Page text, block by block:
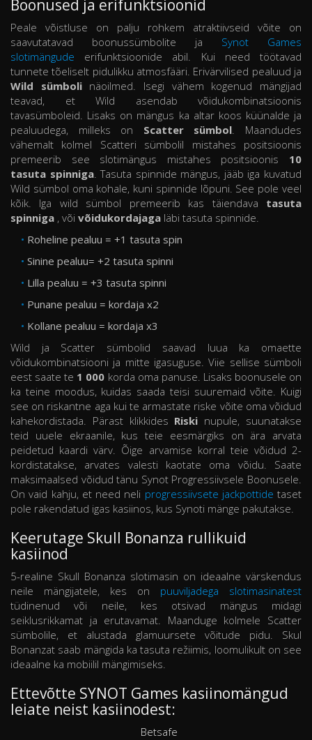
Boonused ja erifunktsioonid
Peale võistluse on palju rohkem atraktiivseid võite on
saavutatavad boonussümbolite ja Synot Games
slotimängude erifunktsioonide abil. Kui need töötavad
tunnete tõeliselt pidulikku atmosfääri. Erivärvilised pealuud ja
Wild sümboli näoilmed. Isegi vähem kogenud mängijad
teavad, et Wild asendab võidukombinatsioonis
tavasümboleid. Lisaks on mängus ka altar koos küünalde ja
pealuudega, milleks on Scatter sümbol. Maandudes
vähemalt kolmel Scatteri sümbolil mistahes positsioonis
premeerib see slotimängus mistahes positsioonis 10
tasuta spinniga. Tasuta spinnide mängus, jääb iga kuvatud
Wild sümbol oma kohale, kuni spinnide lõpuni. See pole veel
kõik. Iga wild sümbol premeerib kas täiendava tasuta
spinniga , või võidukordajaga läbi tasuta spinnide.
Roheline pealuu = +1 tasuta spin
Sinine pealuu= +2 tasuta spinni
Lilla pealuu = +3 tasuta spinni
Punane pealuu = kordaja x2
Kollane pealuu = kordaja x3
Wild ja Scatter sümbolid saavad luua ka omaette
võidukombinatsiooni ja mitte igasuguse. Viie sellise sümboli
eest saate te 1 000 korda oma panuse. Lisaks boonusele on
ka teine moodus, kuidas saada teisi suuremaid võite. Kuigi
see on riskantne aga kui te armastate riske võite oma võidud
kahekordistada. Pärast klikkides Riski nupule, suunatakse
teid uuele ekraanile, kus teie eesmärgiks on ära arvata
peidetud kaardi värv. Õige arvamise korral teie võidud 2-
kordistatakse, arvates valesti kaotate oma võidu. Saate
maksimaalsed võidud tänu Synot Progressiivsele Boonusele.
On vaid kahju, et need neli progressiivsete jackpottide taset
pole rakendatud igas kasiinos, kus Synoti mänge pakutakse.
Keerutage Skull Bonanza rullikuid
kasiinod
5-realine Skull Bonanza slotimasin on ideaalne värskendus
neile mängijatele, kes on puuviljadega slotimasinatest
tüdinenud või neile, kes otsivad mängus midagi
seiklusrikkamat ja erutavamat. Maanduge kolmele Scatter
sümbolile, et alustada glamuursete võitude pidu. Skul
Bonanzat saab mängida ka tasuta režiimis, loomulikult on see
ideaalne ka mobiilil mängimiseks.
Ettevõtte SYNOT Games kasiinomängud
leiate neist kasiinodest:
Betsafe